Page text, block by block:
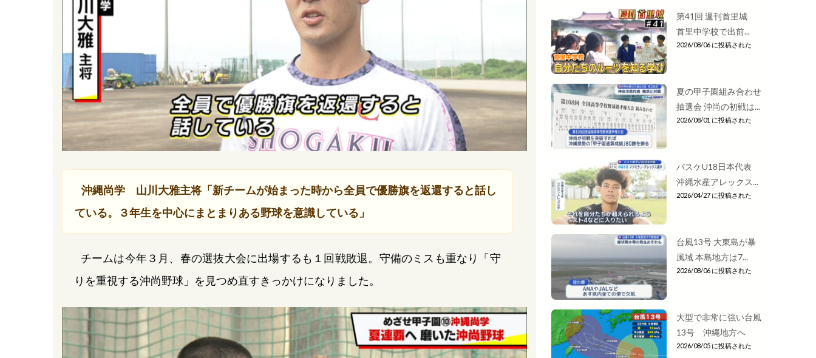
沖縄尚学 山川大雅主将「新チームが始まった時から全員で優勝旗を返還すると話し
ている。３年生を中心にまとまりある野球を意識している」
チームは今年３月、春の選抜大会に出場するも１回戦敗退。守備のミスも重なり「守
りを重視する沖尚野球」を見つめ直すきっかけになりました。
第41回 週刊首里城
首里中学校で出前...
2026/08/06 に投稿された
夏の甲子園組み合わせ
抽選会 沖尚の初戦は...
2026/08/01 に投稿された
バスケU18日本代表
沖縄水産アレックス...
2026/04/27 に投稿された
台風13号 大東島が暴
風域 本島地方は7...
2026/08/06 に投稿された
大型で非常に強い台風
13号 沖縄地方へ
2026/08/05 に投稿された